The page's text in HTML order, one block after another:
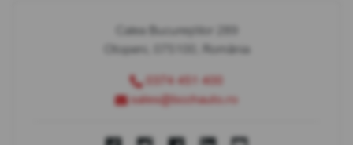
Calea Bucureștilor 289
Otopeni, 075100, România
0374 451 400
sales@bcchauto.ro